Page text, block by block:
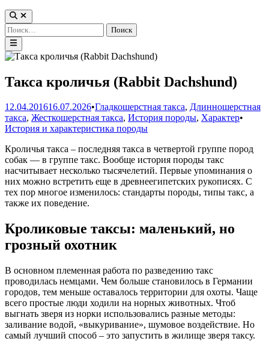
Открыть
поиск
Найти:
Главное
меню
Такса кроличья (Rabbit Dachshund)
12.04.201616.07.2026•Гладкошерстная такса, Длинношерстная
такса, Жесткошерстная такса, История породы, Характер•
История и характеристика породы
Кроличья такса – последняя такса в четвертой группе пород
собак — в группе такс. Вообще история породы такс
насчитывает несколько тысячелетий. Первые упоминания о
них можно встретить еще в древнеегипетских рукописях. С
тех пор многое изменилось: стандарты породы, типы такс, а
также их поведение.
Кроликовые таксы: маленький, но
грозный охотник
В основном племенная работа по разведению такс
проводилась немцами. Чем больше становилось в Германии
городов, тем меньше оставалось территории для охоты. Чаще
всего простые люди ходили на норных животных. Чтоб
выгнать зверя из норки использовались разные методы:
заливание водой, «выкуривание», шумовое воздействие. Но
самый лучший способ – это запустить в жилище зверя таксу.